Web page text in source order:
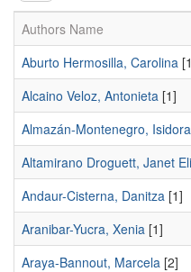
Authors Name
Aburto Hermosilla, Carolina
Alcaino Veloz, Antonieta [1]
Almazán-Montenegro, Isidora
Altamirano Droguett, Janet
Andaur-Cisterna, Danitza [1]
Aranibar-Yucra, Xenia [1]
Araya-Bannout, Marcela [2]